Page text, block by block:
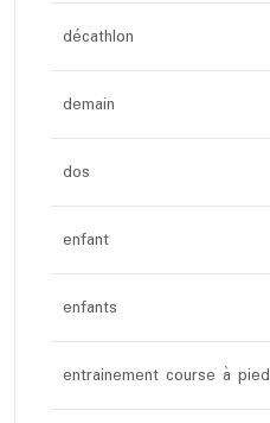
décathlon
demain
dos
enfant
enfants
entrainement course à pied